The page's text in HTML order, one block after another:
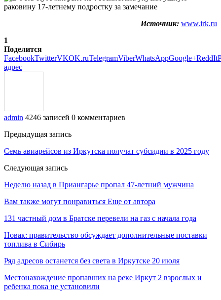
Источник: www.irk.ru
1
Поделится
FacebookTwitterVKOK.ruTelegramViberWhatsAppGoogle+ReddIt
адрес
admin 4246 записей 0 комментариев
Предыдущая запись
Семь авиарейсов из Иркутска получат субсидии в 2025 году
Следующая запись
Неделю назад в Приангарье пропал 47-летний мужчина
Вам также могут понравиться Еще от автора
131 частный дом в Братске перевели на газ с начала года
Новак: правительство обсуждает дополнительные поставки
топлива в Сибирь
Ряд адресов останется без света в Иркутске 20 июля
Местонахождение пропавших на реке Иркут 2 взрослых и
ребенка пока не установили